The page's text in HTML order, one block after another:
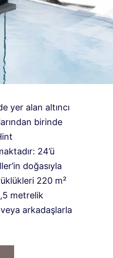
yer alan altıncı
birinde
24’ü
doğasıyla
220 m²
metrelik
arkadaşlarla